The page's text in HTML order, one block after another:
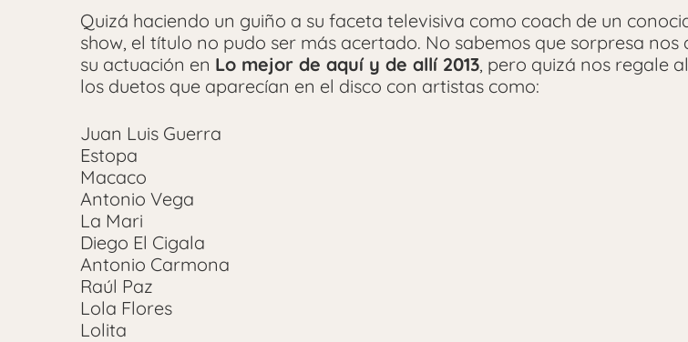
Quizá haciendo un guiño a su faceta televisiva como coach de un
show, el título no pudo ser más acertado. No sabemos que sorpresa nos
su actuación en Lo mejor de aquí y de allí 2013, pero quizá nos regale
los duetos que aparecían en el disco con artistas como:
Juan Luis Guerra
Estopa
Macaco
Antonio Vega
La Mari
Diego El Cigala
Antonio Carmona
Raúl Paz
Lola Flores
Lolita